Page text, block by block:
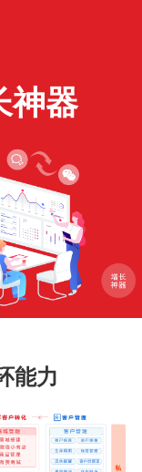
神器
能力